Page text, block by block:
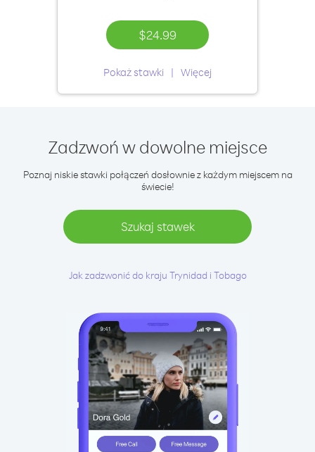
$24.99
Pokaż stawki Więcej
Zadzwoń w dowolne miejsce
Poznaj niskie stawki połączeń dosłownie z każdym miejscem na
świecie!
Szukaj stawek
Jak zadzwonić do kraju Trynidad i Tobago